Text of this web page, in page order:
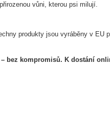
vůni, kterou psi milují.
produkty jsou vyráběny v EU
bez kompromisů. K dostání